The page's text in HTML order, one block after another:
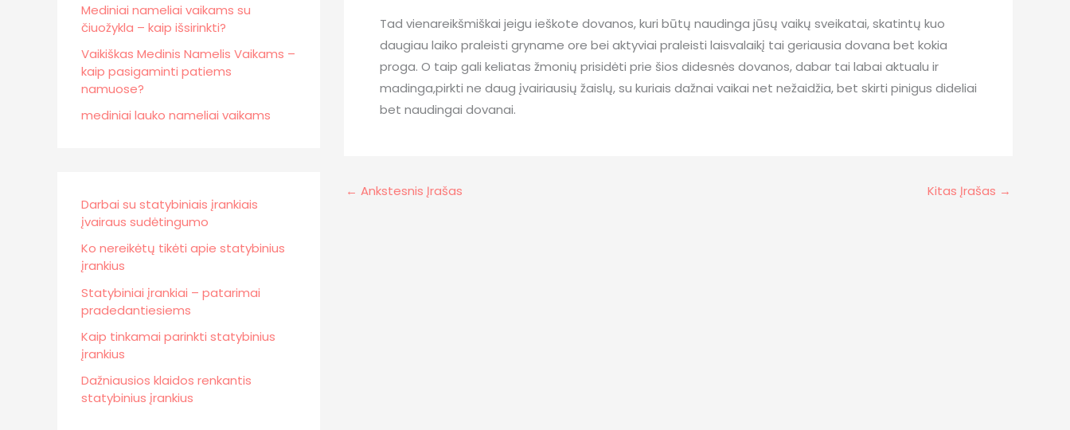
Mediniai nameliai vaikams su
čiuožykla – kaip išsirinkti?
Vaikiškas Medinis Namelis Vaikams –
kaip pasigaminti patiems
namuose?
mediniai lauko nameliai vaikams
Darbai su statybiniais įrankiais
įvairaus sudėtingumo
Ko nereikėtų tikėti apie statybinius
įrankius
Statybiniai įrankiai – patarimai
pradedantiesiems
Kaip tinkamai parinkti statybinius
įrankius
Dažniausios klaidos renkantis
statybinius įrankius
Tad vienareikšmiškai jeigu ieškote dovanos, kuri būtų naudinga jūsų vaikų sveikatai, skatintų kuo
daugiau laiko praleisti gryname ore bei aktyviai praleisti laisvalaikį tai geriausia dovana bet kokia
proga. O taip gali keliatas žmonių prisidėti prie šios didesnės dovanos, dabar tai labai aktualu ir
madinga,pirkti ne daug įvairiausių žaislų, su kuriais dažnai vaikai net nežaidžia, bet skirti pinigus dideliai
bet naudingai dovanai.
← Ankstesnis Įrašas Kitas Įrašas →